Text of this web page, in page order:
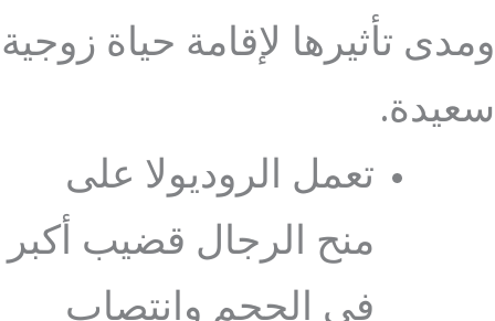
ومدى تأثيرها لإقامة حياة زوجية
سعيدة.
تعمل الروديولا على
منح الرجال قضيب أكبر
في الحجم وانتصاب